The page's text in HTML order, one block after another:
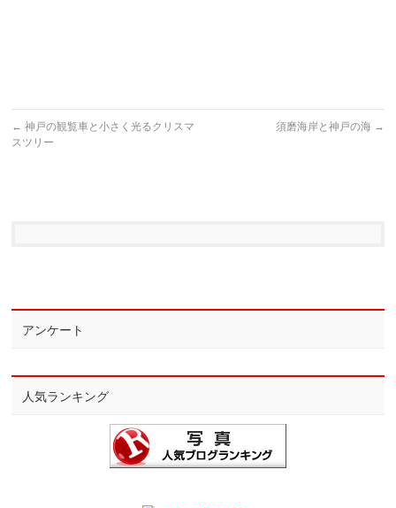
← 神戸の観覧車と小さく光るクリスマ
スツリー
須磨海岸と神戸の海 →
アンケート
人気ランキング